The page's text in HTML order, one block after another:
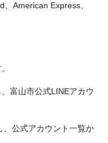
American Express、
富山市公式LINEアカウ
、公式アカウント一覧か